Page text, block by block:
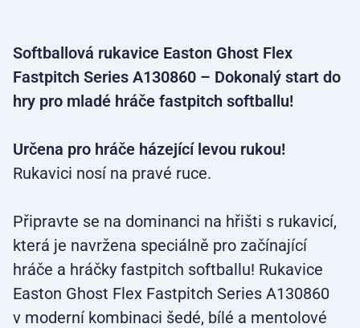
Softballová rukavice Easton Ghost Flex
Fastpitch Series A130860 – Dokonalý start do
hry pro mladé hráče fastpitch softballu!
Určena pro hráče házející levou rukou!
Rukavici nosí na pravé ruce.
Připravte se na dominanci na hřišti s rukavicí,
která je navržena speciálně pro začínající
hráče a hráčky fastpitch softballu! Rukavice
Easton Ghost Flex Fastpitch Series A130860
v moderní kombinaci šedé, bílé a mentolové